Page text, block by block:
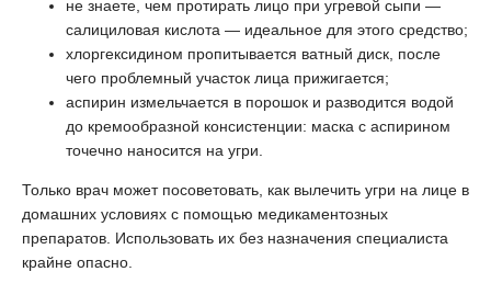
не знаете, чем протирать лицо при угревой сыпи —
салициловая кислота — идеальное для этого средство;
хлоргексидином пропитывается ватный диск, после
чего проблемный участок лица прижигается;
аспирин измельчается в порошок и разводится водой
до кремообразной консистенции: маска с аспирином
точечно наносится на угри.
Только врач может посоветовать, как вылечить угри на лице в
домашних условиях с помощью медикаментозных
препаратов. Использовать их без назначения специалиста
крайне опасно.